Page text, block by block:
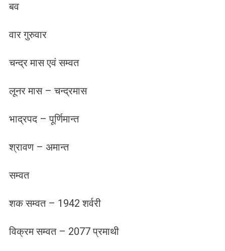
बव
वार गुरुवार
चन्द्र मास एवं सम्वत
लूनर मास – चन्द्रमास
भाद्रपद – पूर्णिमान्त
श्रावण – अमान्त
सम्वत
शक सम्वत – 1942 शर्वरी
विक्रम सम्वत – 2077 प्रमाथी